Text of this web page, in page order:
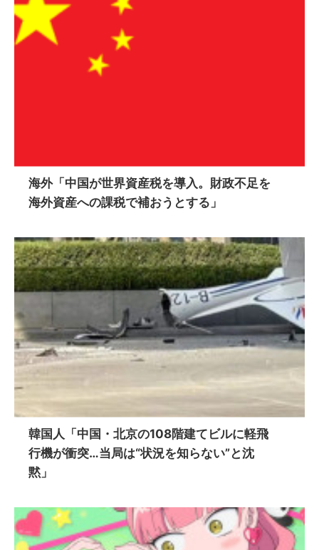
海外「中国が世界資産税を導入。財政不足を
海外資産への課税で補おうとする」
韓国人「中国・北京の108階建てビルに軽飛
行機が衝突…当局は“状況を知らない”と沈
黙」